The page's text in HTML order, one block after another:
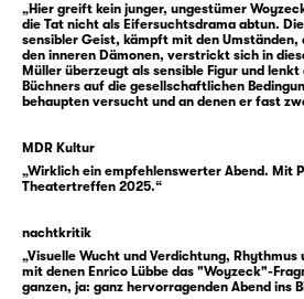
1821 erstach Johann
Geliebte, die Witwe Woost,
Vorstadt. Er war bereits in
Lehre gegangen, und nach
Napoleonischen
verschiedenster Staaten
Georg Büchner wurde,
durch Berichte auf den
aufmerksam, der drei
„Hier greift kein junger, ungestümer
die Tat nicht als Eifersuchtsdrama abtun.
sensibler Geist, kämpft mit den Umständen,
den inneren Dämonen, verstrickt sich in
Müller überzeugt als sensible Figur und
Büchners auf die gesellschaftlichen
behaupten versucht und an denen er fast
MDR Kultur
„Wirklich ein empfehlenswerter Abend. Mit
Theatertreffen 2025.“
nachtkritik
„Visuelle Wucht und Verdichtung, Rhythmus
mit denen Enrico Lübbe das "Woyzeck"-
ganzen, ja: ganz hervorragenden Abend ins